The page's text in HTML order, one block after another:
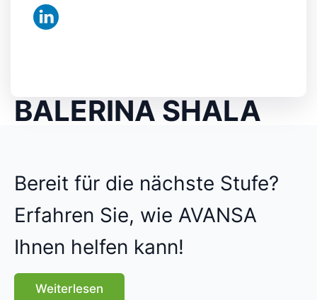
BALERINA SHALA
Bereit für die nächste Stufe?
Erfahren Sie, wie AVANSA
Ihnen helfen kann!
Weiterlesen